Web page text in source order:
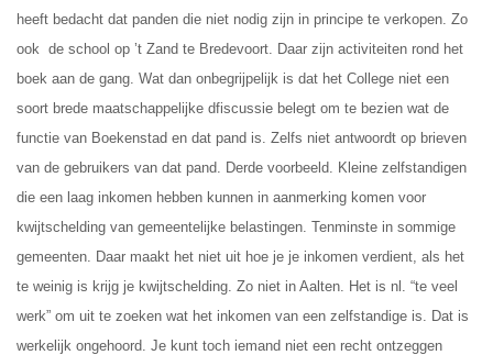
heeft bedacht dat panden die niet nodig zijn in principe te verkopen. Zo
ook de school op ’t Zand te Bredevoort. Daar zijn activiteiten rond het
boek aan de gang. Wat dan onbegrijpelijk is dat het College niet een
soort brede maatschappelijke dfiscussie belegt om te bezien wat de
functie van Boekenstad en dat pand is. Zelfs niet antwoordt op brieven
van de gebruikers van dat pand. Derde voorbeeld. Kleine zelfstandigen
die een laag inkomen hebben kunnen in aanmerking komen voor
kwijtschelding van gemeentelijke belastingen. Tenminste in sommige
gemeenten. Daar maakt het niet uit hoe je je inkomen verdient, als het
te weinig is krijg je kwijtschelding. Zo niet in Aalten. Het is nl. “te veel
werk” om uit te zoeken wat het inkomen van een zelfstandige is. Dat is
werkelijk ongehoord. Je kunt toch iemand niet een recht ontzeggen